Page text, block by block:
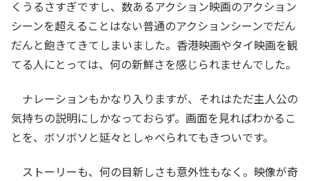
くうるさすぎですし、数あるアクション映画のアクション
シーンを超えることはない普通のアクションシーンでだん
だんと飽きてきてしまいました。香港映画やタイ映画を観
てる人にとっては、何の新鮮さを感じられませんでした。
ナレーションもかなり入りますが、それはただ主人公の
気持ちの説明にしかなっておらず。画面を見ればわかるこ
とを、ボソボソと延々としゃべられてもきついです。
ストーリーも、何の目新しさも意外性もなく。映像が奇